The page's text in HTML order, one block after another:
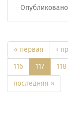
« первая ‹
116
117 118
последняя »